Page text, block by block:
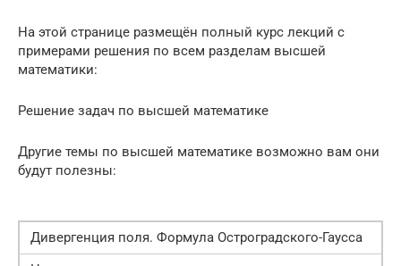
На этой странице размещён полный курс лекций с
примерами решения по всем разделам высшей
математики:
Решение задач по высшей математике
Другие темы по высшей математике возможно вам они
будут полезны:
Дивергенция поля. Формула Остроградского-Гаусса